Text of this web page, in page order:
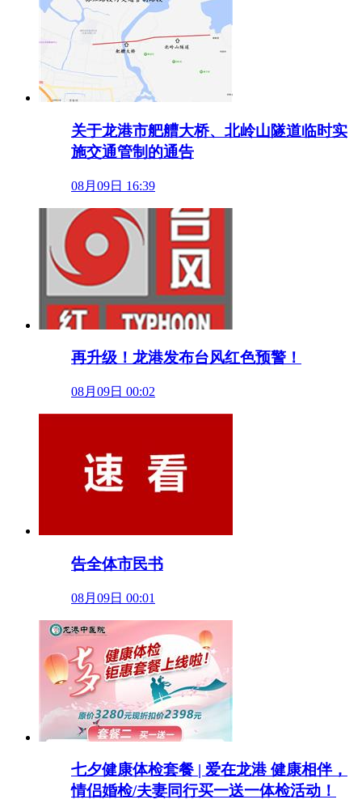
关于龙港市舥艚大桥、北岭山隧道临时实
施交通管制的通告
08月09日 16:39
再升级！龙港发布台风红色预警！
08月09日 00:02
告全体市民书
08月09日 00:01
七夕健康体检套餐 | 爱在龙港 健康相伴，
情侣婚检/夫妻同行买一送一体检活动！